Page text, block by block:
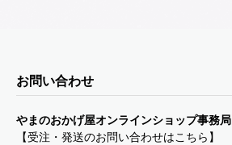
お問い合わせ
やまのおかげ屋オンラインショップ事務局
【受注・発送のお問い合わせはこちら】